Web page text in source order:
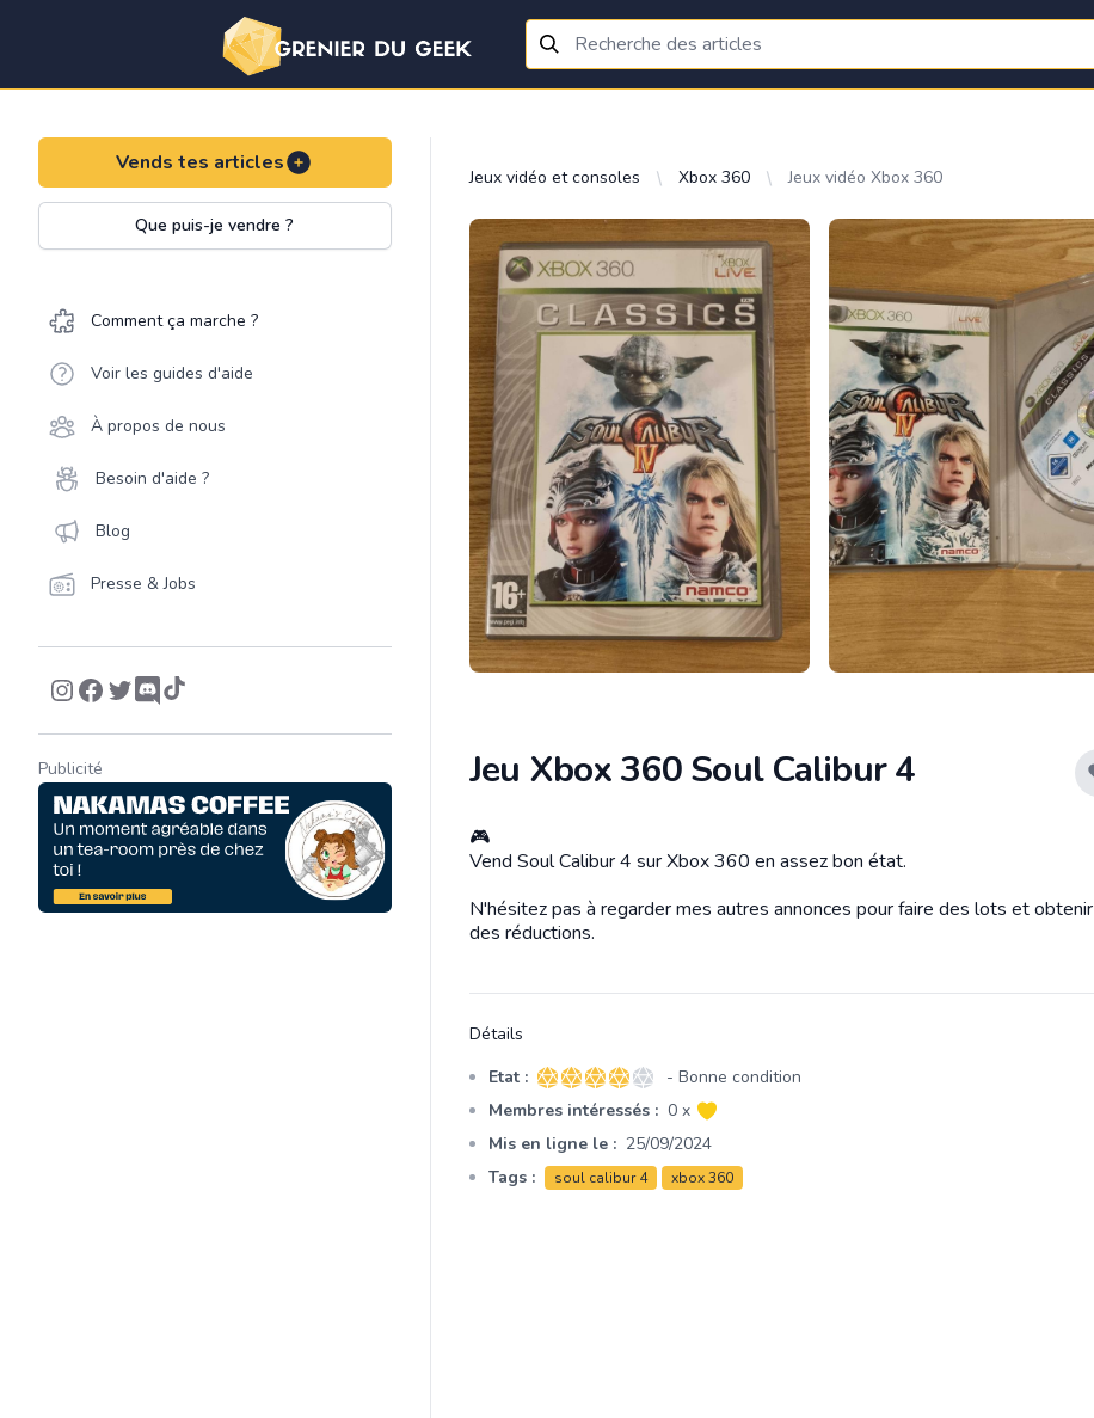
Vends tes articles
Que puis-je vendre ?
Comment ça marche ?
Voir les guides d'aide
À propos de nous
Besoin d'aide ?
Blog
Presse & Jobs
Publicité
Jeux vidéo et consoles Xbox 360 Jeux vidéo Xbox 360
Jeu Xbox 360 Soul Calibur 4
Description
🎮
Vend Soul Calibur 4 sur Xbox 360 en assez bon état.
N'hésitez pas à regarder mes autres annonces pour faire des lots et obtenir
des réductions.
Détails
Etat : 4 sur 5 étoiles
- Bonne condition
Membres intéressés : 0 x
Mis en ligne le : 25/09/2024
Tags :
soul calibur 4 xbox 360